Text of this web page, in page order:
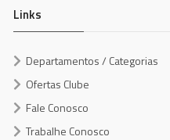
Links
Departamentos / Categorias
Ofertas Clube
Fale Conosco
Trabalhe Conosco